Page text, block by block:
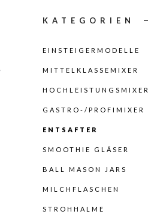
KATEGORIEN
EINSTEIGERMODELLE
MITTELKLASSEMIXER
HOCHLEISTUNGSMIXER
GASTRO-/PROFIMIXER
ENTSAFTER
SMOOTHIE GLÄSER
BALL MASON JARS
MILCHFLASCHEN
STROHHALME